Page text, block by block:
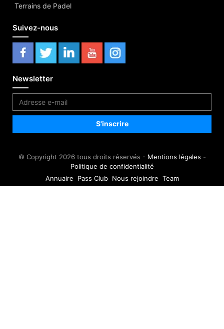
Terrains de Padel
Suivez-nous
Newsletter
© Copyright 2026 tous droits réservés - Mentions légales -
Politique de confidentialité
Annuaire
Pass Club Nous rejoindre Team